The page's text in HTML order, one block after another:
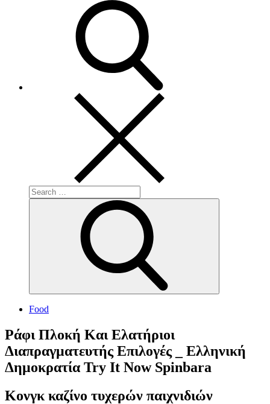
Search
for:
Food
Ράφι Πλοκή Και Ελατήριοι
Διαπραγματευτής Επιλογές _ Ελληνική
Δημοκρατία Try It Now Spinbara
Κονγκ καζίνο τυχερών παιχνιδιών